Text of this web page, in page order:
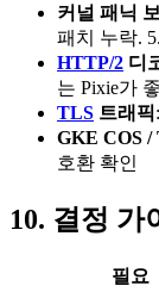
커널 패닉
패치 누락.
HTTP/2 디
는 Pixie가
TLS 트래픽
GKE COS /
호환 확인
10. 결정 가
필요